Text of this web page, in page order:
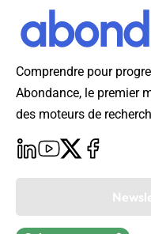
Comprendre pour
Abondance, le premier
des moteurs de